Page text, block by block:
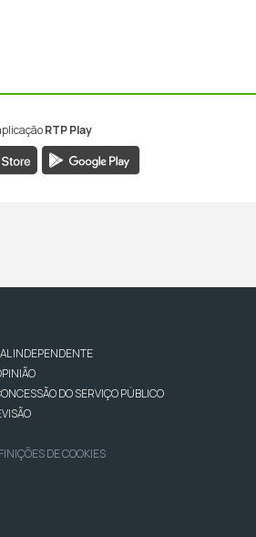
RTP Play
INDEPENDENTE
DO SERVIÇO PÚBLICO
DE COOKIES